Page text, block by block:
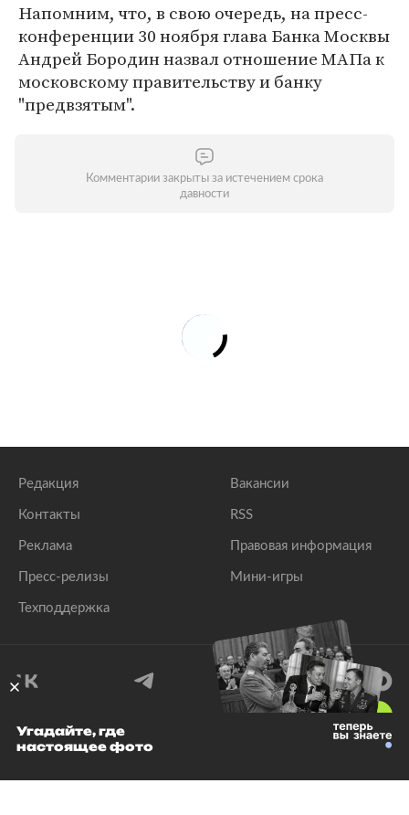
Напомним, что, в свою очередь, на пресс-
конференции 30 ноября глава Банка Москвы
Андрей Бородин назвал отношение МАПа к
московскому правительству и банку
"предвзятым".
Комментарии закрыты за истечением срока
давности
Редакция
Контакты
Реклама
Пресс-релизы
Техподдержка
Вакансии
RSS
Правовая информация
Мини-игры
© 1999–2026 Все права защищены.
Угадайте, где
настоящее фото